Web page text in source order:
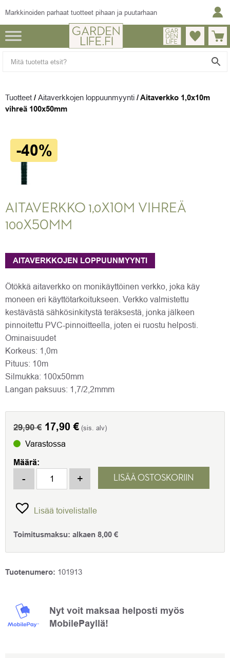
Markkinoiden parhaat tuotteet pihaan ja puutarhaan
Tuotteet / Aitaverkkojen loppuunmyynti /Aitaverkko 1,0x10m
vihreä 100x50mm
-40%
AITAVERKKO 1,0X10M VIHREÄ
100X50MM
AITAVERKKOJEN LOPPUUNMYYNTI
Ötökkä aitaverkko on monikäyttöinen verkko, joka käy
moneen eri käyttötarkoitukseen. Verkko valmistettu
kestävästä sähkösinkitystä teräksestä, jonka jälkeen
pinnoitettu PVC-pinnoitteella, joten ei ruostu helposti.
Ominaisuudet
Korkeus: 1,0m
Pituus: 10m
Silmukka: 100x50mm
Langan paksuus: 1,7/2,2mmm
29,90€ Alkuperäinen
hinta
29,90 €.
17,90€Nykyinen
17,90 €.
(sis. alv)
Varastossa
Määrä:
Aitaverkko 1,0x10m vihreä 100x50mm määrä
- + LISÄÄ OSTOSKORIIN
Lisää toivelistalle
Toimitusmaksu: alkaen 8,00 €
Tuotenumero: 101913
Nyt voit maksaa helposti myös
MobilePayllä!